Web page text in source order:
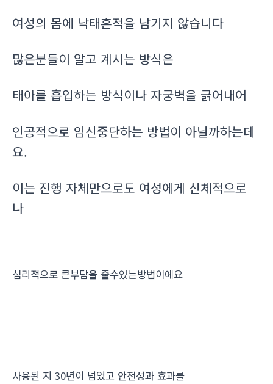
여성의 몸에 낙태흔적을 남기지 않습니다
많은분들이 알고 계시는 방식은
태아를 흡입하는 방식이나 자궁벽을 긁어내어
인공적으로 임신중단하는 방법이 아닐까하는데
요.
이는 진행 자체만으로도 여성에게 신체적으로
나
심리적으로 큰부담을 줄수있는방법이에요
사용된 지 30년이 넘었고 안전성과 효과를